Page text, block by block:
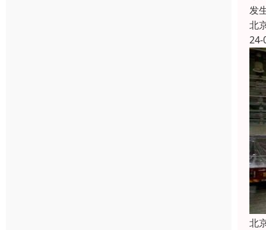
发
北
24-
北